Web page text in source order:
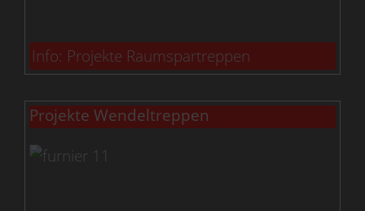
Info: Projekte Raumspartreppen
Projekte Wendeltreppen